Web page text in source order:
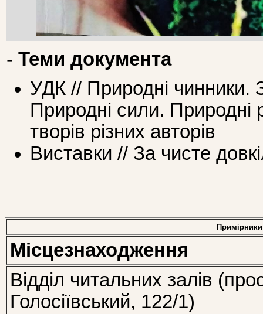
- Теми документа
УДК // Природні
Природні сили. Природні
творів різних авторів
Виставки // За чисте
Примірники
Місцезнаходження
Відділ читальних залів
Голосіївський, 122/1)